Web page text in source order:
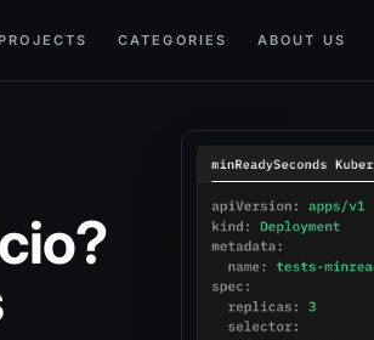
CATEGORIES ABOUT US